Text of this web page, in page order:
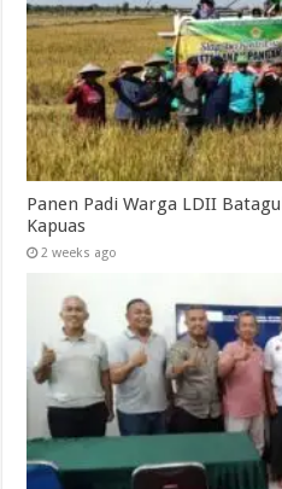
Panen Padi Warga LDII
Kapuas
2 weeks ago